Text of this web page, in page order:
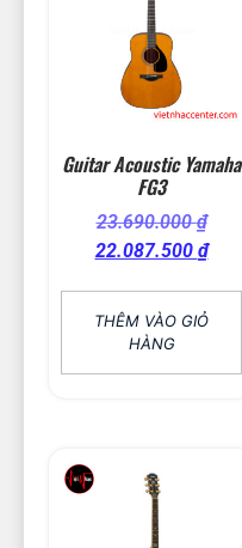
Guitar Acoustic Yamaha
FG3
23.690.000₫
22.087.500 ₫
THÊM VÀO GIỎ
HÀNG